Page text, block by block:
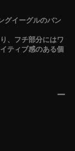
グイーグルのバン
、フチ部分にはワ
ティブ感のある個